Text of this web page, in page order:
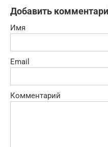
Добавить
Имя
Email
Комментарий